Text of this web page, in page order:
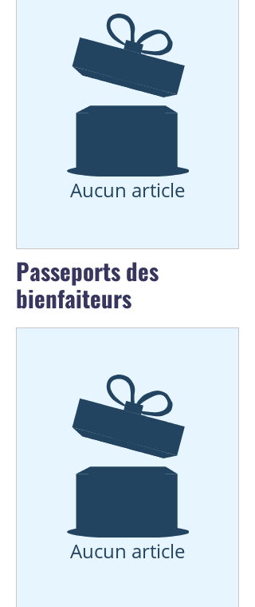
Aucun article
Passeports des
bienfaiteurs
Aucun article